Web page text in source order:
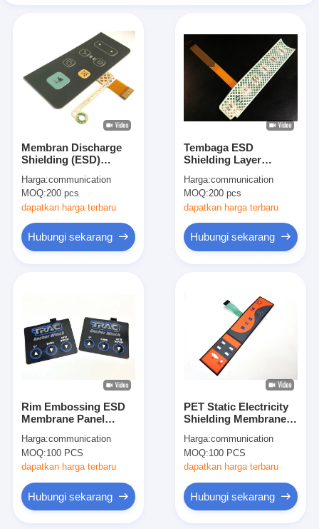
Membran Discharge
Shielding (ESD)
Perangkat Radio
Harga:communication
MOQ:200 pcs
dapatkan harga terbaru
Hubungi sekarang
Tembaga ESD
Shielding Layer
Switch dengan Metal
Dome Embossing Key
Harga:communication
MOQ:200 pcs
dapatkan harga terbaru
Hubungi sekarang
Rim Embossing ESD
Membrane Panel
Untuk Anchor Winch
Harga:communication
MOQ:100 PCS
dapatkan harga terbaru
Hubungi sekarang
PET Static Electricity
Shielding Membrane
Keyboard Komputer
Harga:communication
MOQ:100 PCS
dapatkan harga terbaru
Hubungi sekarang